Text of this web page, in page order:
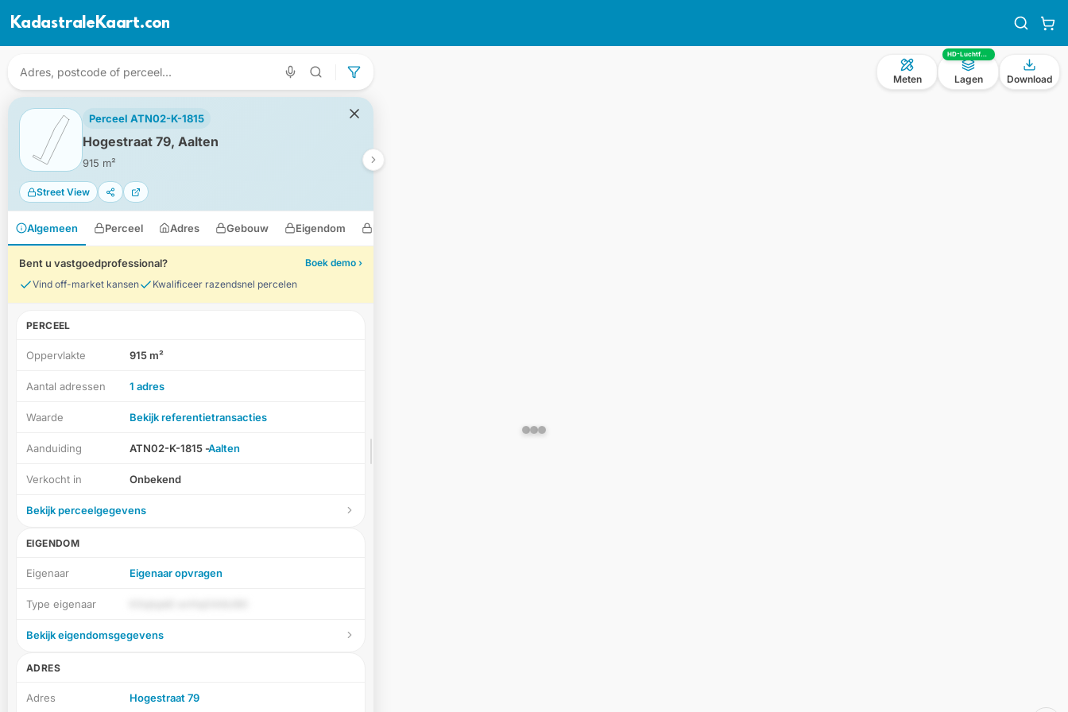
KadastraleKaart.com
Perceel ATN02-K-1815
Hogestraat 79, Aalten
915 m²
Street View
Algemeen Perceel Adres Gebouw Eigendom
Bent u vastgoedprofessional?
Boek demo ›
Vind off-market kansen
Kwalificeer razendsnel percelen
PERCEEL
Oppervlakte 915 m²
Aantal adressen 1 adres
Waarde Bekijk referentietransacties
Aanduiding ATN02-K-1815 -Aalten
Verkocht in Onbekend
Bekijk perceelgegevens
EIGENDOM
Eigenaar Eigenaar opvragen
Type eigenaar
Bekijk eigendomsgegevens
ADRES
Adres Hogestraat 79
Meten
HD-Luchtfoto
Lagen Download